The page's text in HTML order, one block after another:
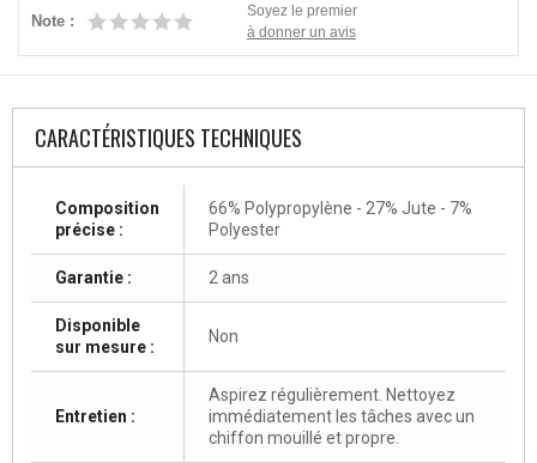
Note :
Soyez le premier
à donner un avis
CARACTÉRISTIQUES TECHNIQUES
Composition
précise :
66% Polypropylène - 27% Jute - 7%
Polyester
Garantie : 2 ans
Disponible
sur mesure :
Non
Entretien :
Aspirez régulièrement. Nettoyez
immédiatement les tâches avec un
chiffon mouillé et propre.